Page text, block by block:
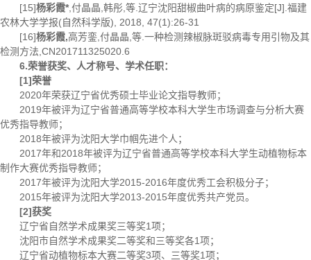
[15]杨彩霞*,付晶晶,韩彤,等.辽宁沈阳甜椒曲叶病的病原鉴定[J].福建
农林大学学报(自然科学版), 2018, 47(1):26-31
[16]杨彩霞,高芳銮,付晶晶,等.一种检测辣椒脉斑驳病毒专用引物及其
检测方法,CN201711325020.6
6.荣誉获奖、人才称号、 学术任职：
[1]荣誉
2020年荣获辽宁省优秀硕士毕业论文指导教师；
2019年被评为辽宁省普通高等学校本科大学生市场调查与分析大赛
优秀指导教师；
2018年被评为沈阳大学巾帼先进个人；
2017年和2018年被评为辽宁省普通高等学校本科大学生动植物标本
制作大赛优秀指导教师；
2017年被评为沈阳大学2015-2016年度优秀工会积极分子；
2015年被评为沈阳大学2013-2015年度优秀共产党员。
[2]获奖
辽宁省自然学术成果奖三等奖1项；
沈阳市自然学术成果奖二等奖和三等奖各1项；
辽宁省动植物标本大赛二等奖3项、三等奖1项；